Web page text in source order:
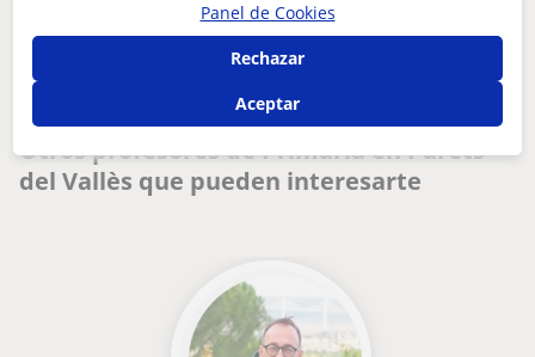
Primaria
Barcelona
Parets del Vallès
profesora de repaso general para primaria y secundaria (mate...
Otros profesores de Primaria en Parets
del Vallès que pueden interesarte
Panel de Cookies
Rechazar
Aceptar